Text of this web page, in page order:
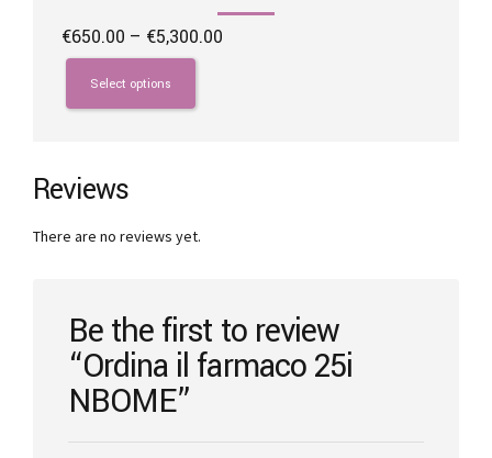
€650.00 – €5,300.00
Select options
This
product
has
The
options
be
product
page
Reviews
There are no reviews yet.
Be the first to review
“Ordina il farmaco 25i
NBOME”